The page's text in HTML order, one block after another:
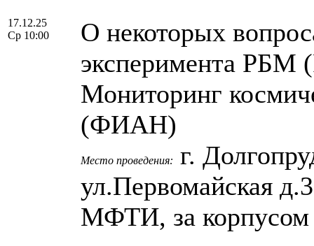
17.12.25
Ср 10:00
О некоторых
эксперимента РБМ
Мониторинг
(ФИАН)
Место проведения:
г.
ул.Первомайская
МФТИ, за